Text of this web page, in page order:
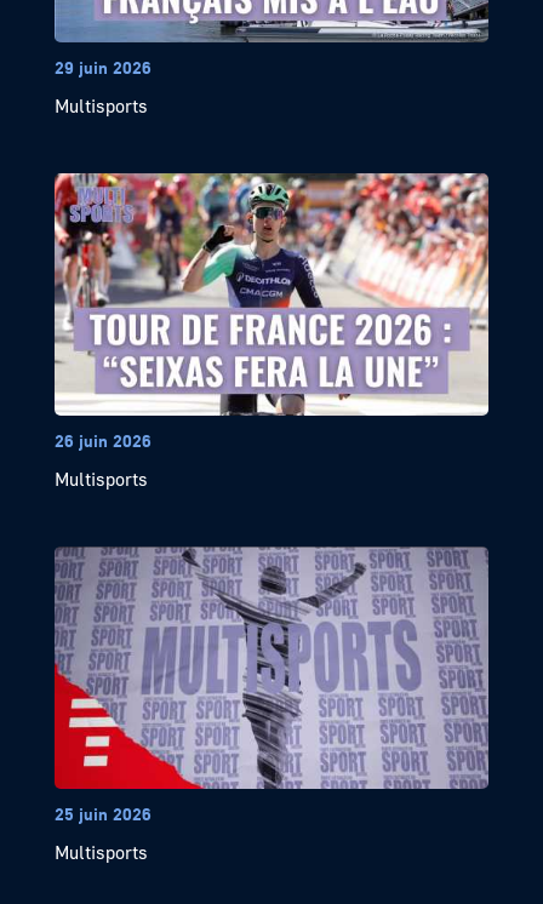
29 juin 2026
Multisports
26 juin 2026
Multisports
25 juin 2026
Multisports